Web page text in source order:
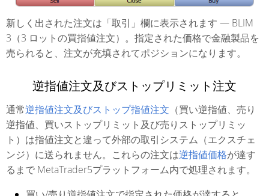
新しく出された注文は「取引」欄に表示されます — BLIM
3（3 ロットの買指値注文）。指定された価格で金融製品を
売られると、注文が充填されてポジションになります。
逆指値注文及びストップリミット注文
通常逆指値注文及びストップ指値注文 （買い逆指値、売り
逆指値、買いストップリミット及び売りストップリミッ
ト）は指値注文と違って外部の取引システム（エクスチェ
ンジ）に送られません。これらの注文は逆指値価格が達す
るまで MetaTrader5プラットフォーム内で処理されます。